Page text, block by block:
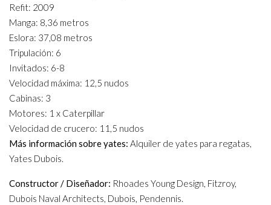
Refit: 2009
Manga: 8,36 metros
Eslora: 37,08 metros
Tripulación: 6
Invitados: 6-8
Velocidad máxima: 12,5 nudos
Cabinas: 3
Motores: 1 x Caterpillar
Velocidad de crucero: 11,5 nudos
Más información sobre yates: Alquiler de yates para regatas,
Yates Dubois.
Constructor / Diseñador: Rhoades Young Design, Fitzroy,
Dubois Naval Architects, Dubois, Pendennis.